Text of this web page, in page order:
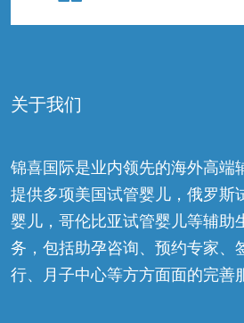
关于我们
锦喜国际是业内领先的海外高端
提供多项美国试管婴儿，俄罗斯
婴儿，哥伦比亚试管婴儿等辅助
务，包括助孕咨询、预约专家、
行、月子中心等方方面面的完善